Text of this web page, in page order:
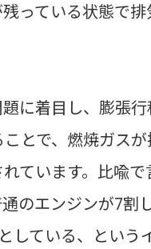
っている状態で
に着目し、膨張
とで、燃焼ガス
ています。比喩
のエンジンが7割
ている、という